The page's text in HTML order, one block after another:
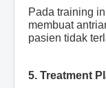
Pada training
membuat
pasien tidak
5. Treatment